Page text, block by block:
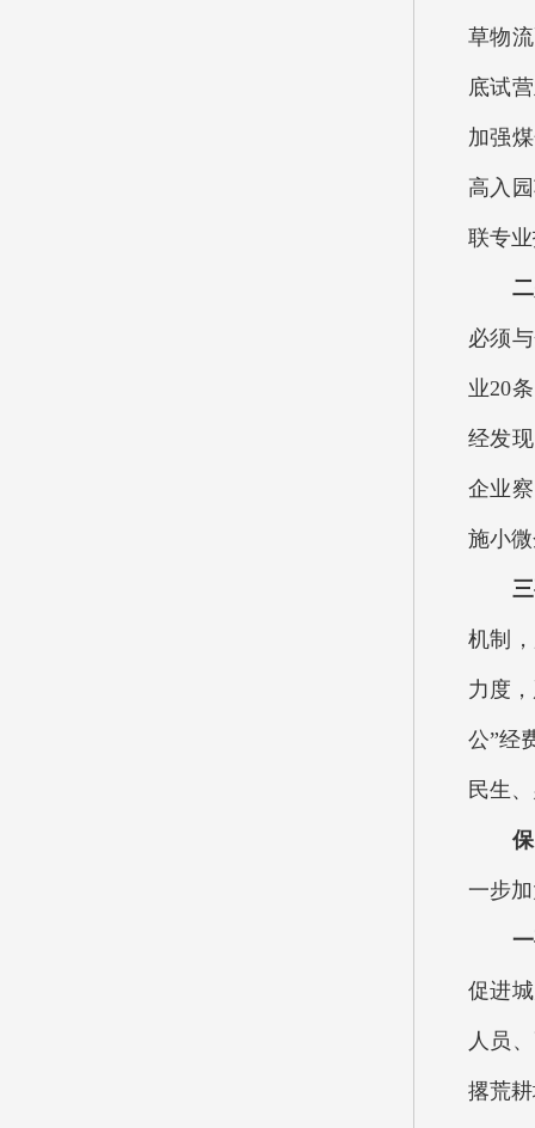
草物
底试
加强
高入
联专
必须
业20
经发
企业
施小
机制
力度
公”经
民生
一步
促进
人员
撂荒